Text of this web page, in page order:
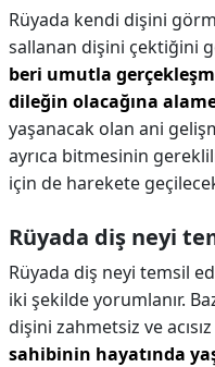
Rüyada kendi dişini
sallanan dişini çektiğini
beri umutla
dileğin olacağına
yaşanacak olan ani
ayrıca bitmesinin
için de harekete
Rüyada diş neyi
Rüyada diş neyi temsil
iki şekilde yorumlanır.
dişini zahmetsiz ve
sahibinin hayatında